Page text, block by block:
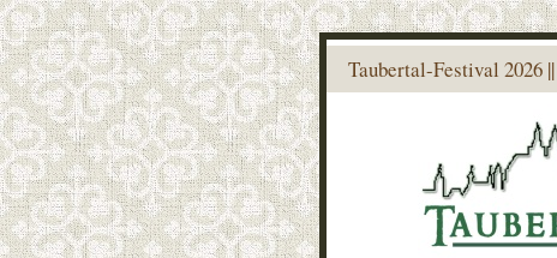
Taubertal-Festival 2026